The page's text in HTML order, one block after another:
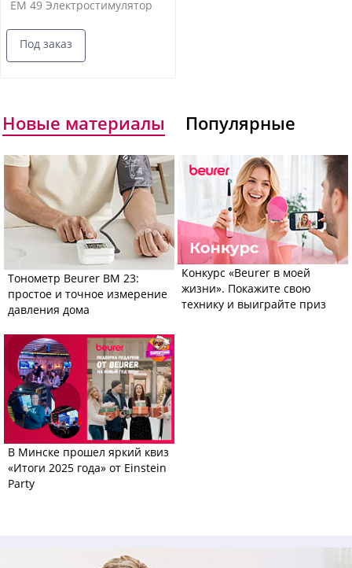
EM 49 Электростимулятор
Под заказ
Новые материалы Популярные
Тонометр Beurer BM 23:
простое и точное измерение
давления дома
Конкурс «Beurer в моей
жизни». Покажите свою
технику и выиграйте приз
В Минске прошел яркий квиз
«Итоги 2025 года» от Einstein
Party